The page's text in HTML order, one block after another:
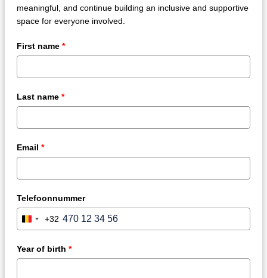
meaningful, and continue building an inclusive and supportive
space for everyone involved.
First name *
Last name *
Email *
Telefoonnummer
Belgium
+32
Year of birth *